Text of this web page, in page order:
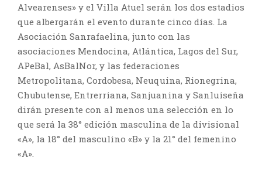
Alvearenses» y el Villa Atuel serán los dos estadios
que albergarán el evento durante cinco días. La
Asociación Sanrafaelina, junto con las
asociaciones Mendocina, Atlántica, Lagos del Sur,
APeBal, AsBalNor, y las federaciones
Metropolitana, Cordobesa, Neuquina, Rionegrina,
Chubutense, Entrerriana, Sanjuanina y Sanluiseña
dirán presente con al menos una selección en lo
que será la 38° edición masculina de la divisional
«A», la 18° del masculino «B» y la 21° del femenino
«A».